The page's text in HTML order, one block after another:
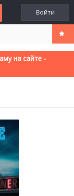
Войти
на сайте -